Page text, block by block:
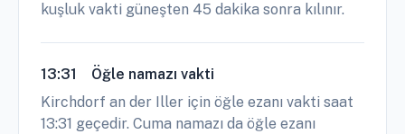
kuşluk vakti güneşten 45 dakika sonra kılınır.
13:31
Öğle namazı vakti
Kirchdorf an der Iller için öğle ezanı vakti saat
13:31 geçedir. Cuma namazı da öğle ezanı